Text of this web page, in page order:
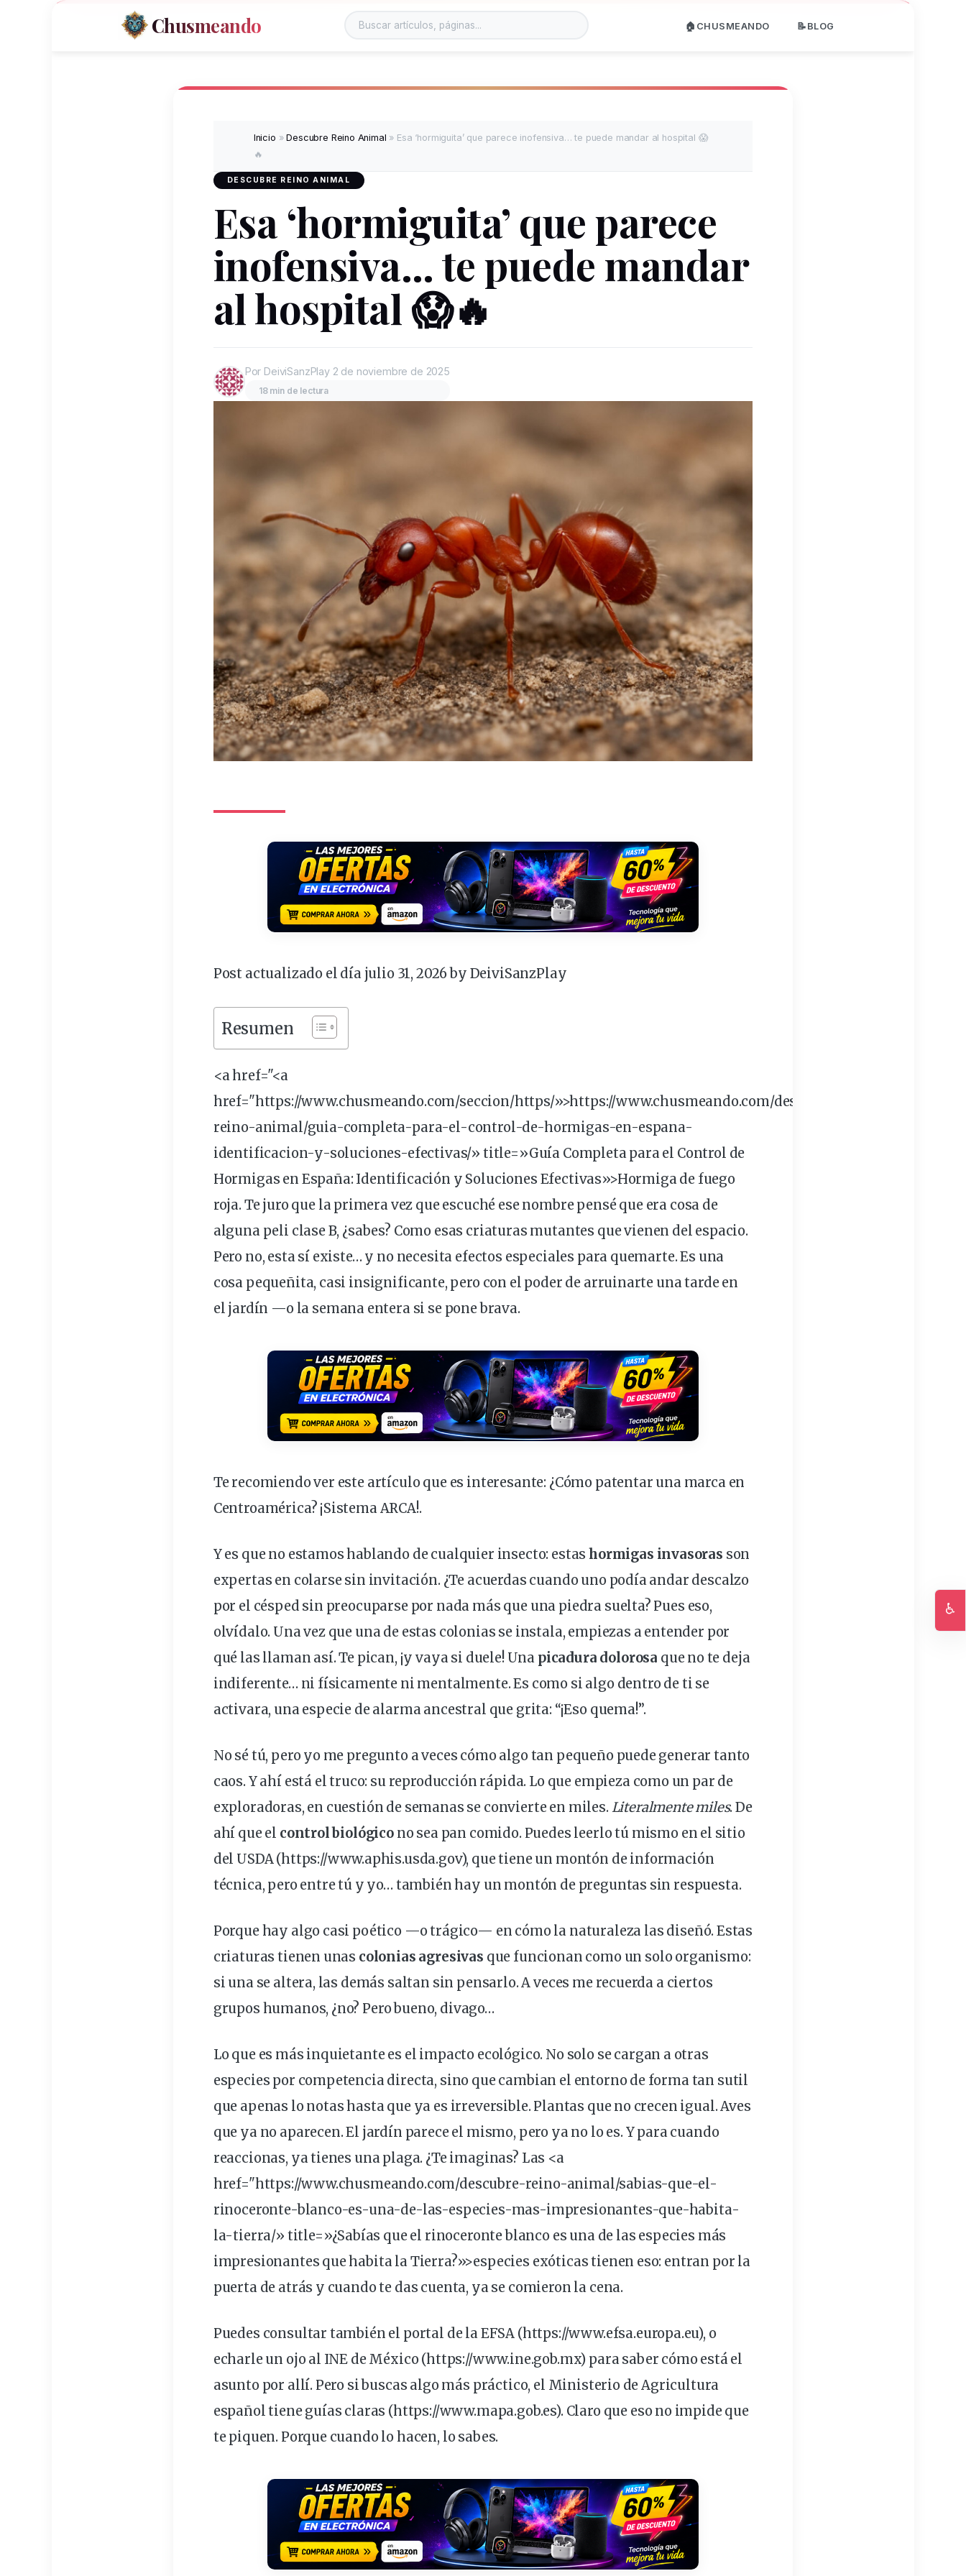
Chusmeando 🏠CHUSMEANDO 📝BLOG
Inicio »Descubre Reino Animal » Esa ‘hormiguita’ que parece inofensiva… te puede mandar al hospital 😱
🔥
DESCUBRE REINO ANIMAL
Esa ‘hormiguita’ que parece
inofensiva… te puede mandar
al hospital 😱🔥
Por DeiviSanzPlay 2 de noviembre de 2025
18 min de lectura
Post actualizado el día julio 31, 2026 by DeiviSanzPlay
Resumen
<a href="<a
href="https://www.chusmeando.com/seccion/https/»>https://www.chusmeando.com/descubre-
reino-animal/guia-completa-para-el-control -de-hormigas-en-espana-
identificacion-y-soluciones-efectivas/» title=»Guía Completa para el Control de
Hormigas en España: Identificación y Soluciones Efectivas»>Hormiga de fuego
roja. Tejuroque la primera vez que escuché ese nombre pensé que era cosa de
alguna peli clase B, ¿sabes? Como esas criaturas mutantes que vienen del espacio.
Pero no, esta sí existe… y no necesita efectos especiales para quemarte. Es una
cosa pequeñita, casi insignificante, pero con el poder de arruinarte una tarde en
el jardín —o la semana entera si se pone brava.
Te recomiendo ver este artículo que es interesante: ¿Cómo patentar una marca en
Centroamérica? ¡Sistema ARCA!.
Y es que no estamos hablando de cualquier insecto: estashormigas invasoras son
expertas en colarse sin invitación. ¿Te acuerdas cuando uno podía andar descalzo
por el césped sin preocuparse por nada más que una piedra suelta? Pues eso,
olvídalo. Una vez que una de estas colonias se instala, empiezas a entender por
qué las llaman así. Te pican, ¡y vaya si duele! Una picadura dolorosa que no te deja
indiferente… ni físicamente ni mentalmente. Es como si algo dentro de ti se
activara, unaespecie de alarma ancestral que grita: “¡Eso quema!”.
No sé tú, pero yo me pregunto a veces cómo algo tan pequeño puede generar tanto
caos. Y ahí está el truco: su reproducción rápida. Lo que empieza como un par de
exploradoras, en cuestión de semanas se convierte en miles. Literalmente miles. De
ahí que el control biológicono sea pan comido. Puedes leerlo tú mismo en el sitio
del USDA (https://www.aphis.usda.gov), que tiene un montón de información
técnica, pero entre tú y yo… también hay un montón de preguntas sin respuesta.
Porque hay algo casi poético —o trágico— en cómo la naturaleza las diseñó. Estas
criaturas tienen unas colonias agresivas que funcionan como un solo organismo:
si una se altera, las demás saltan sin pensarlo. A veces me recuerda a ciertos
grupos humanos, ¿no? Pero bueno, divago…
Lo que es más inquietante es el impacto ecológico. No solo se cargan a otras
especies por competencia directa, sino que cambian el entorno de forma tan sutil
que apenas lo notas hasta que ya es irreversible. Plantas que no crecen igual. Aves
que ya no aparecen. El jardín parece el mismo, pero ya no lo es. Y para cuando
reaccionas, ya tienes una plaga. ¿Te imaginas? Las <a
href="https://www.chusmeando.com/descubre-reino-animal/sabias-que-el-
rinoceronte-blanco-es-una-de-las-especies-mas-impresionantes-que-habita-
la-tierra/» title=»¿Sabías que el rinoceronte blanco es una de las especies más
impresionantes que habita la Tierra?»>especies exóticas tienen eso: entran por la
puerta de atrás y cuando te das cuenta, ya se comieron la cena.
Puedes consultar también el portal de la EFSA (https://www.efsa.europa.eu), o
echarle un ojo al INE de México (https://www.ine.gob.mx) para saber cómo está el
asunto por allí. Pero si buscas algo más práctico, el Ministerio de Agricultura
español tiene guías claras (https://www.mapa.gob.es). Claro que eso no impide que
te piquen. Porque cuando lohacen, lo sabes.
♿